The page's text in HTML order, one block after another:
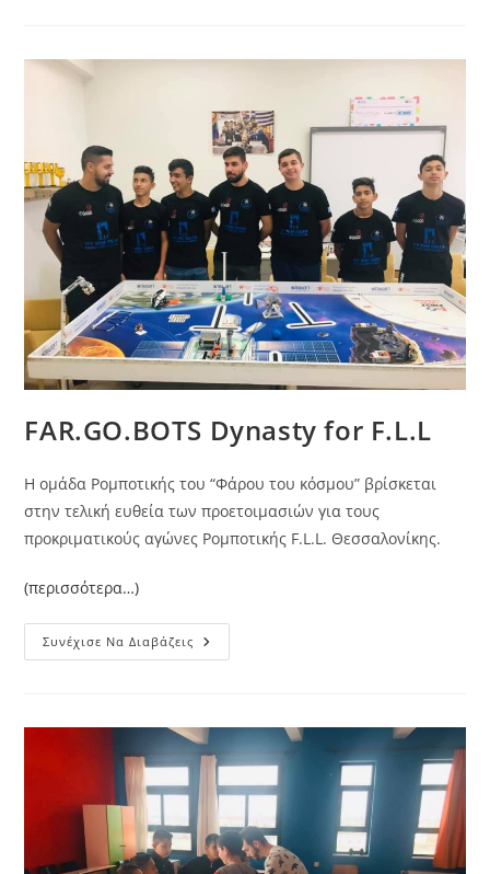
FAR.GO.BOTS Dynasty for F.L.L
Η ομάδα Ρομποτικής του “Φάρου του κόσμου” βρίσκεται
στην τελική ευθεία των προετοιμασιών για τους
προκριματικούς αγώνες Ρομποτικής F.L.L. Θεσσαλονίκης.
(περισσότερα…)
Συνέχισε Να Διαβάζεις FAR.GO.BOTS
Dynasty